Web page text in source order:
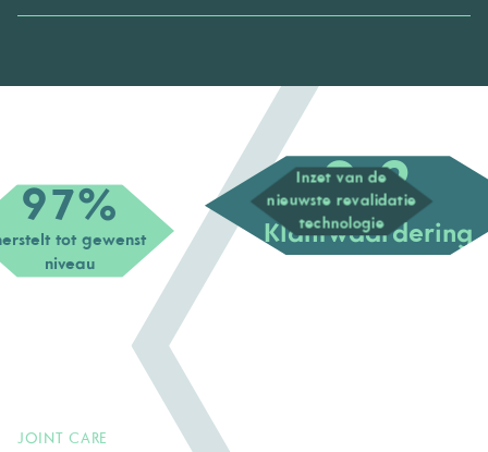
JOINT CARE
97%
tot gewenst
niveau
9,2
Klantwaardering
Inzet van de
nieuwste revalidatie
technologie